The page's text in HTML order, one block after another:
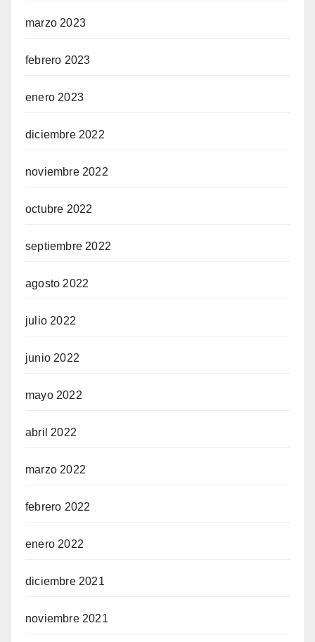
marzo 2023
febrero 2023
enero 2023
diciembre 2022
noviembre 2022
octubre 2022
septiembre 2022
agosto 2022
julio 2022
junio 2022
mayo 2022
abril 2022
marzo 2022
febrero 2022
enero 2022
diciembre 2021
noviembre 2021